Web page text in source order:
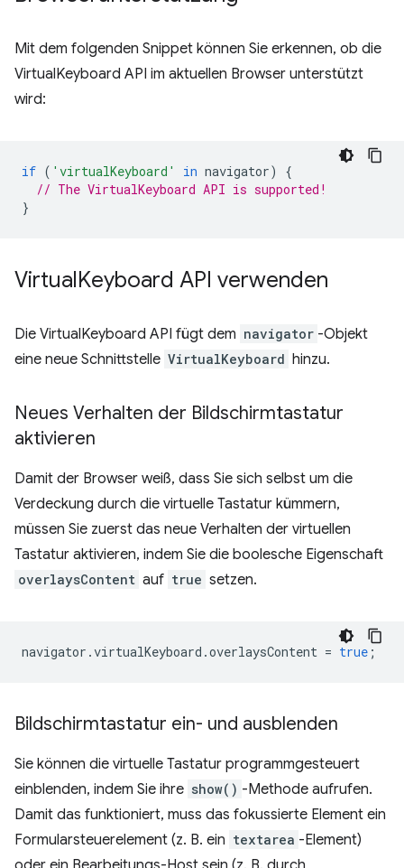
Mit dem folgenden Snippet können Sie erkennen, ob die
VirtualKeyboard API im aktuellen Browser unterstützt
wird:
if ( 'virtualKeyboard' in navigator)
{
// The VirtualKeyboard API is supported!
}
VirtualKeyboard API verwenden
Die VirtualKeyboard API fügt dem navigator -Objekt
eine neue Schnittstelle VirtualKeyboard hinzu.
Neues Verhalten der Bildschirmtastatur
aktivieren
Damit der Browser weiß, dass Sie sich selbst um die
Verdeckung durch die virtuelle Tastatur kümmern,
müssen Sie zuerst das neue Verhalten der virtuellen
Tastatur aktivieren, indem Sie die boolesche Eigenschaft
overlaysContent auf true setzen.
navigator .virtualKeyboard .overlaysContent = true ;
Bildschirmtastatur ein- und ausblenden
Sie können die virtuelle Tastatur programmgesteuert
einblenden, indem Sie ihre show() -Methode aufrufen.
Damit das funktioniert, muss das fokussierte Element ein
Formularsteuerelement (z. B. ein textarea -Element)